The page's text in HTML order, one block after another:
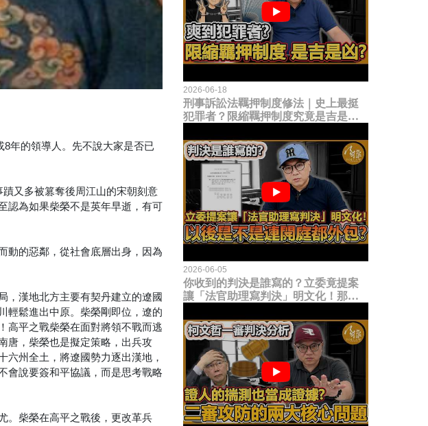
年的領導人。先不說大家是否已
又多被篡奪後周江山的宋朝刻意
認為如果柴榮不是英年早逝，有可
動的惡鄰，從社會底層出身，因為
，漢地北方主要有契丹建立的遼國
輕鬆進出中原。柴榮剛即位，遼的
高平之戰柴榮在面對將領不戰而逃
唐，柴榮也是擬定策略，出兵攻
州全土，將遼國勢力逐出漢地，
會說要簽和平協議，而是思考戰略
。柴榮在高平之戰後，更改革兵
2026-06-18
刑事訴訟法羈押制度修法｜史上最挺
犯罪者？限縮羈押制度究竟是吉是
2026-06-05
你收到的判決是誰寫的？立委竟提案
讓「法官助理寫判決」明文化！那以